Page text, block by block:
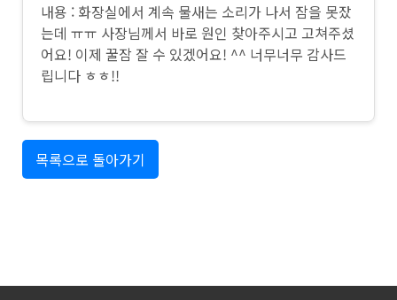
내용 : 화장실에서 계속 물새는 소리가 나서 잠을 못잤
는데 ㅠㅠ 사장님께서 바로 원인 찾아주시고 고쳐주셨
어요! 이제 꿀잠 잘 수 있겠어요! ^^ 너무너무 감사드
립니다 ㅎㅎ!!
목록으로 돌아가기